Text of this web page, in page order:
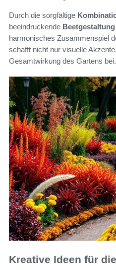
Durch die sorgfältige
beeindruckende
harmonisches Zusammenspiel
schafft nicht nur visuelle
Gesamtwirkung des Gartens bei.
Kreative Ideen für